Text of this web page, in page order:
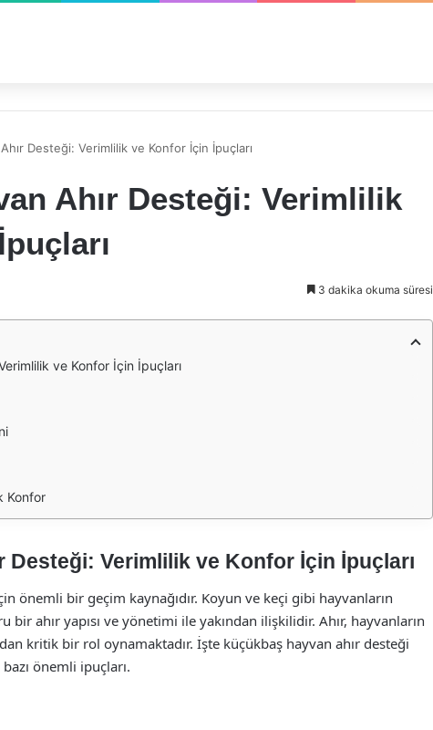
Desteği: Verimlilik ve Konfor İçin İpuçları
Ahır Desteği: Verimlilik
3 dakika okuma süresi
ve Konfor İçin İpuçları
Konfor
Desteği: Verimlilik ve Konfor İçin İpuçları
önemli bir geçim kaynağıdır. Koyun ve keçi gibi hayvanların
bir ahır yapısı ve yönetimi ile yakından ilişkilidir. Ahır, hayvanların
kritik bir rol oynamaktadır. İşte küçükbaş hayvan ahır desteği
önemli ipuçları.